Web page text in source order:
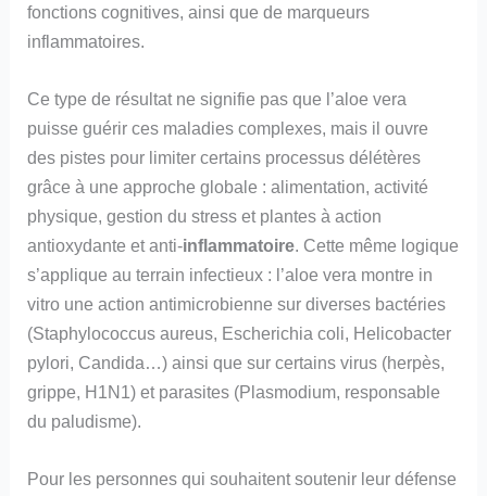
fonctions cognitives, ainsi que de marqueurs
inflammatoires.
Ce type de résultat ne signifie pas que l’aloe vera
puisse guérir ces maladies complexes, mais il ouvre
des pistes pour limiter certains processus délétères
grâce à une approche globale : alimentation, activité
physique, gestion du stress et plantes à action
antioxydante et anti-inflammatoire. Cette même logique
s’applique au terrain infectieux : l’aloe vera montre in
vitro une action antimicrobienne sur diverses bactéries
(Staphylococcus aureus, Escherichia coli, Helicobacter
pylori, Candida…) ainsi que sur certains virus (herpès,
grippe, H1N1) et parasites (Plasmodium, responsable
du paludisme).
Pour les personnes qui souhaitent soutenir leur défense